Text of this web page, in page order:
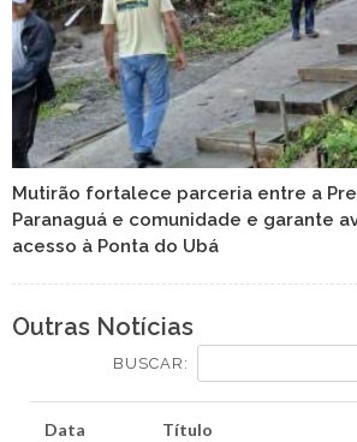
Mutirão fortalece parceria entre a
Paranaguá e comunidade e garante
acesso à Ponta do Ubá
Outras Notícias
BUSCAR:
Data Título